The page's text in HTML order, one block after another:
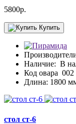
5800р.
Купить
Наличие: В
Код овара 002
Длина: 1800
стол ст-6